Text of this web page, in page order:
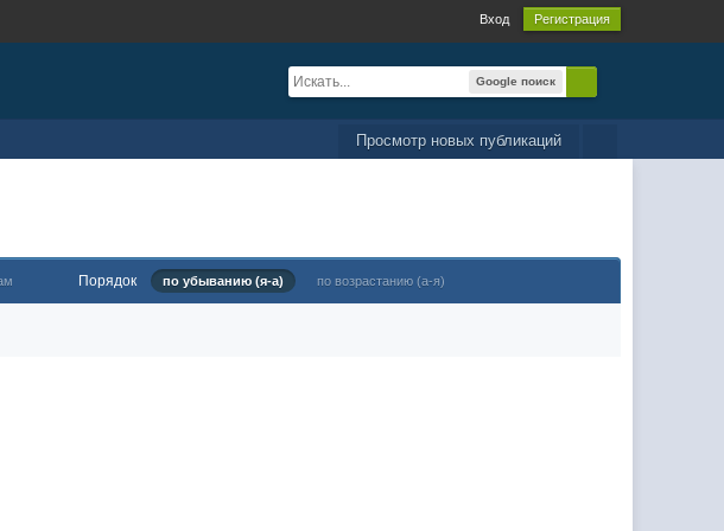
Вход Регистрация
Google поиск
Просмотр новых публикаций
Порядок по убыванию (я-а) по возрастанию (а-я)